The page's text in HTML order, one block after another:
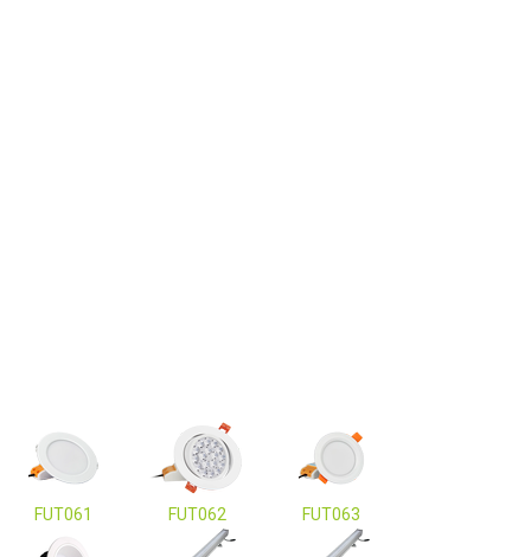
FUT061 FUT062 FUT063